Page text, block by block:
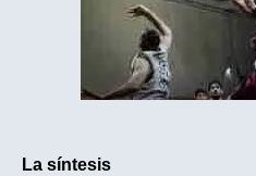
La síntesis